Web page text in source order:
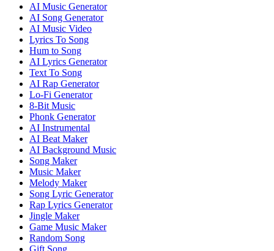
AI Music Generator
AI Song Generator
AI Music Video
Lyrics To Song
Hum to Song
AI Lyrics Generator
Text To Song
AI Rap Generator
Lo-Fi Generator
8-Bit Music
Phonk Generator
AI Instrumental
AI Beat Maker
AI Background Music
Song Maker
Music Maker
Melody Maker
Song Lyric Generator
Rap Lyrics Generator
Jingle Maker
Game Music Maker
Random Song
Gift Song